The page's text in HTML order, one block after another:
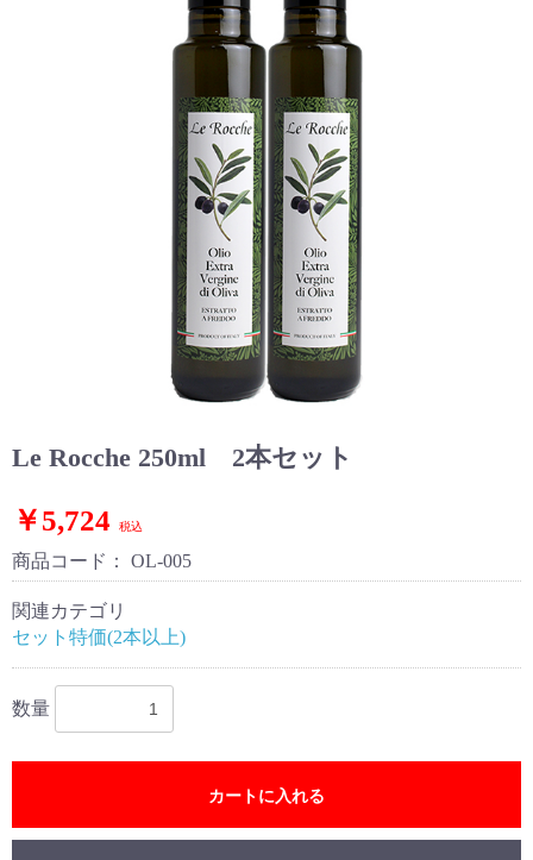
Le Rocche 250ml 2本セット
￥5,724 税込
商品コード： OL-005
関連カテゴリ
セット特価(2本以上)
数量
カートに入れる